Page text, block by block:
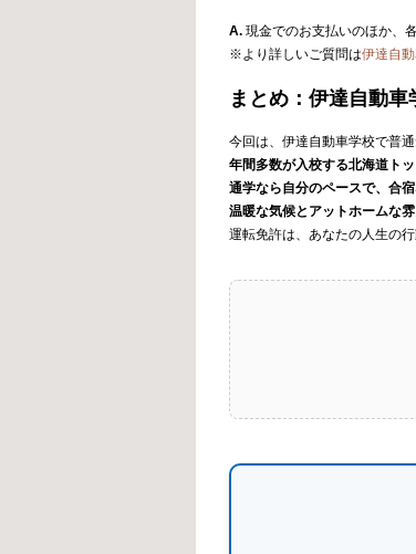
A. 現金でのお支払いのほか、
※より詳しいご質問は伊達自
まとめ：伊達自動車
今回は、伊達自動車学校で普
年間多数が入校する北海道ト
通学なら自分のペースで、合
温暖な気候とアットホームな
運転免許は、あなたの人生の